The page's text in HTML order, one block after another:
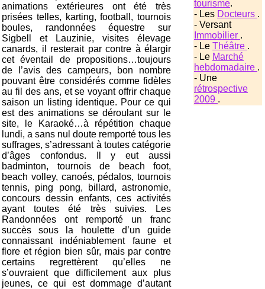
animations extérieures ont été très
prisées telles, karting, football, tournois
boules, randonnées équestre sur
Sigbell et Lauzinie, visites élevage
canards, il resterait par contre à élargir
cet éventail de propositions…toujours
de l’avis des campeurs, bon nombre
pouvant être considérés comme fidèles
au fil des ans, et se voyant offrir chaque
saison un listing identique. Pour ce qui
est des animations se déroulant sur le
site, le Karaoké…à répétition chaque
lundi, a sans nul doute remporté tous les
suffrages, s’adressant à toutes catégorie
d’âges confondus. Il y eut aussi
badminton, tournois de beach foot,
beach volley, canoés, pédalos, tournois
tennis, ping pong, billard, astronomie,
concours dessin enfants, ces activités
ayant toutes été très suivies. Les
Randonnées ont remporté un franc
succès sous la houlette d’un guide
connaissant indéniablement faune et
flore et région bien sûr, mais par contre
certains regrettèrent qu’elles ne
s’ouvraient que difficilement aux plus
jeunes, ce qui est dommage d’autant
tourisme.
- Les Docteurs .
- Versant
Immobilier .
- Le Théâtre .
- Le Marché
hebdomadaire .
- Une
rétrospective
2009 .